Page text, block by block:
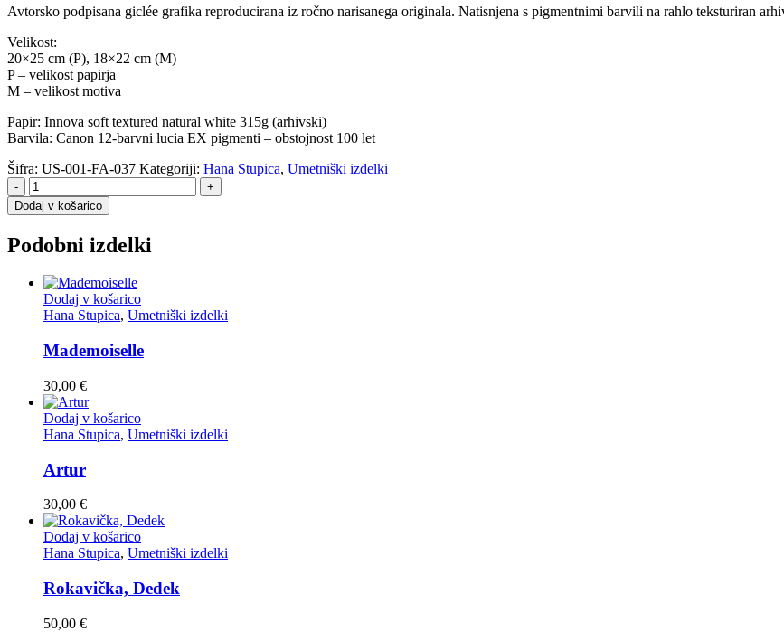
Avtorsko podpisana giclée grafika reproducirana iz ročno narisanega originala. Natisnjena s pigmentnimi barvili na rahlo teksturiran
Velikost:
20×25 cm (P), 18×22 cm (M)
P – velikost papirja
M – velikost motiva
Papir: Innova soft textured natural white 315g (arhivski)
Barvila: Canon 12-barvni lucia EX pigmenti – obstojnost 100 let
Šifra: US-001-FA-037 Kategoriji: Hana Stupica, Umetniški izdelki
-
+
Dodaj v košarico
Podobni izdelki
Dodaj v košarico
Hana Stupica, Umetniški izdelki
Mademoiselle
30,00 €
Dodaj v košarico
Hana Stupica, Umetniški izdelki
Artur
30,00 €
Dodaj v košarico
Hana Stupica, Umetniški izdelki
Rokavička, Dedek
50,00 €